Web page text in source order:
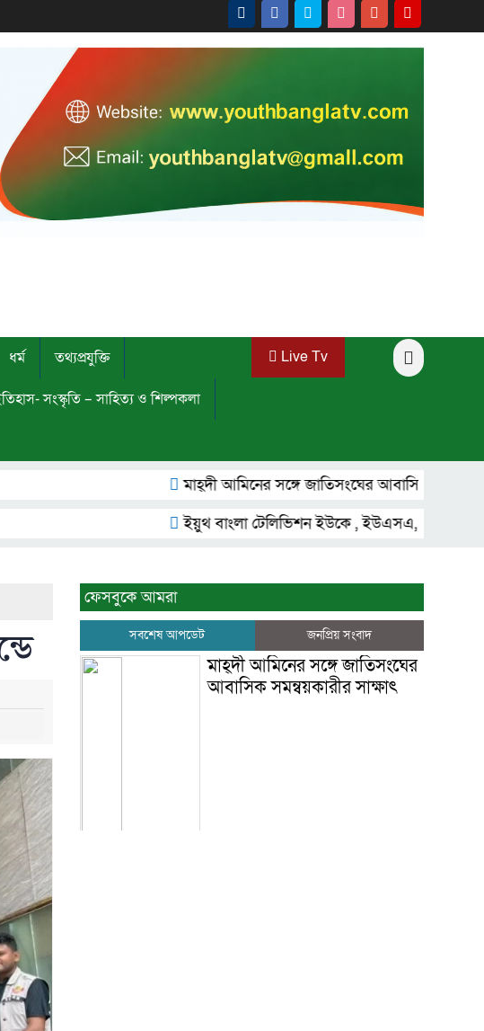
ধর্ম তথ্যপ্রযুক্তি
সংস্কৃতি – সাহিত্য ও শিল্পকলা
Live Tv
মাহ্দী আমিনের সঙ্গে জাতিসংঘের আবাসিক সমন্বয়কারীর
ইয়ুথ বাংলা টেলিভিশন ইউকে , ইউএসএ, অস্ট্রেলিয়া ,ফ্রান্স,
ফেসবুকে আমরা
সবশেষ আপডেট জনপ্রিয় সংবাদ
মাহ্দী আমিনের সঙ্গে জাতিসংঘের
আবাসিক সমন্বয়কারীর সাক্ষাৎ